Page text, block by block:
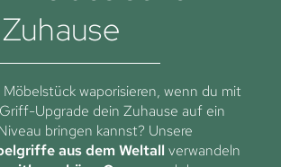
Möbelstück waporisieren, wenn du mit
Upgrade dein Zuhause auf ein
bringen kannst? Unsere
aus dem Weltall verwandeln